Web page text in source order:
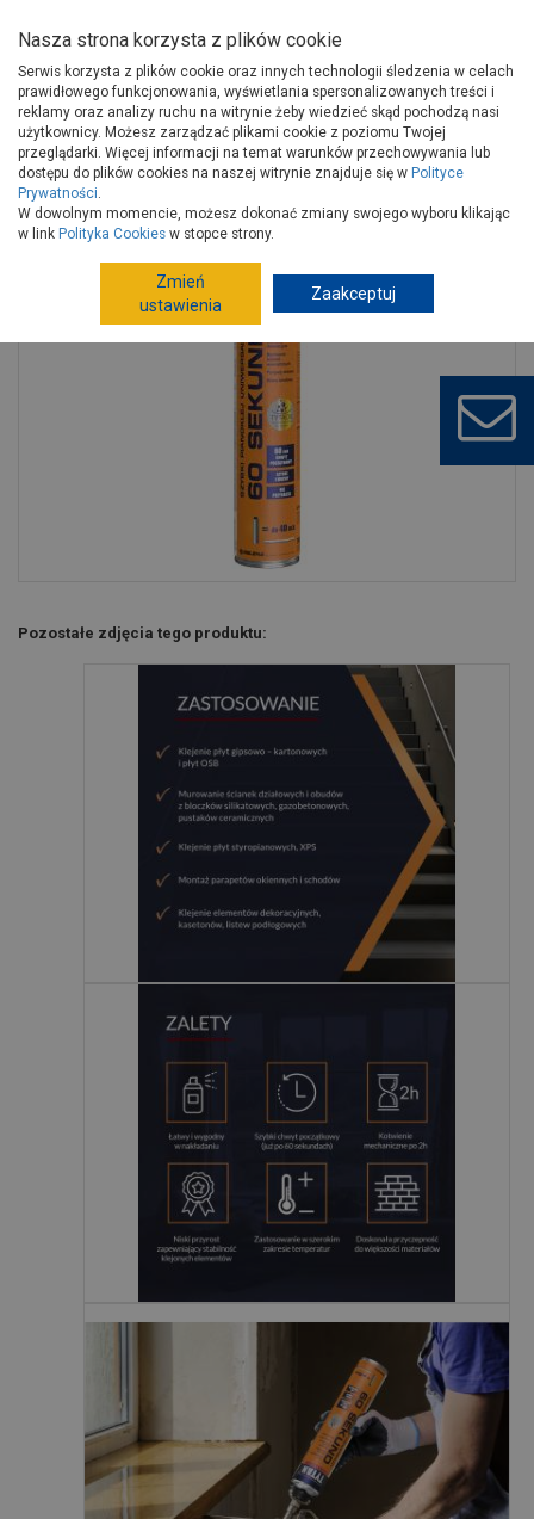
Strona główna Wykończenie
Chemia budowlana
Piany
Pianokleje
Pianoklej uniwersalny 60 Sekund w wersji pistoletowej 750 ml TYTAN
Pozostałe zdjęcia tego produktu:
Nasza strona korzysta z plików cookie
Serwis korzysta z plików cookie oraz innych technologii śledzenia w celach
prawidłowego funkcjonowania, wyświetlania spersonalizowanych treści i
reklamy oraz analizy ruchu na witrynie żeby wiedzieć skąd pochodzą nasi
użytkownicy. Możesz zarządzać plikami cookie z poziomu Twojej
przeglądarki. Więcej informacji na temat warunków przechowywania lub
dostępu do plików cookies na naszej witrynie znajduje się w Polityce
Prywatności.
W dowolnym momencie, możesz dokonać zmiany swojego wyboru klikając
w link Polityka Cookies w stopce strony.
Zmień
ustawienia
Zaakceptuj